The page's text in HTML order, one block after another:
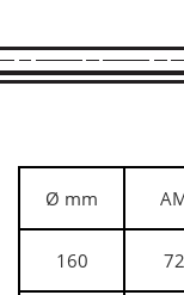
Ø mm
160 72